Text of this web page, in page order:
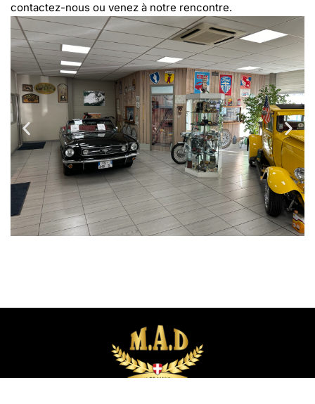
contactez-nous ou venez à notre rencontre.